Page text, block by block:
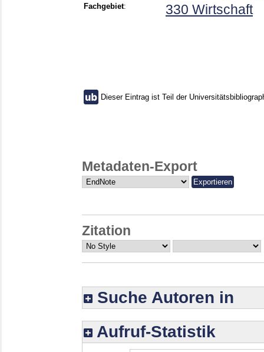
Fachgebiet: 330 Wirtschaft
Dieser Eintrag ist Teil der
Metadaten-Export
Zitation
Suche Autoren in
Aufruf-Statistik